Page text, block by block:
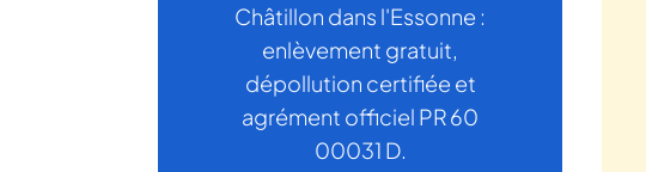
Châtillon dans l'Essonne :
enlèvement gratuit,
dépollution certifiée et
agrément officiel PR 60
00031 D.